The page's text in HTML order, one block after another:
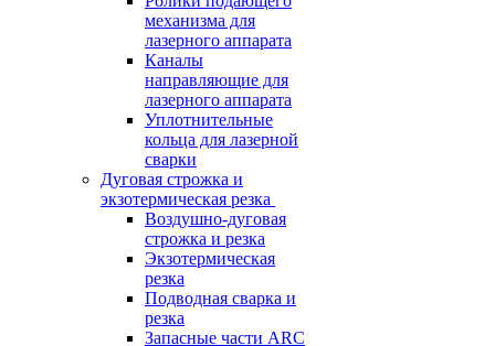
механизма для
лазерного аппарата
Каналы
направляющие для
лазерного аппарата
Уплотнительные
кольца для лазерной
сварки
Дуговая строжка и
экзотермическая резка
Воздушно-дуговая
строжка и резка
Экзотермическая
резка
Подводная сварка и
резка
Запасные части ARC